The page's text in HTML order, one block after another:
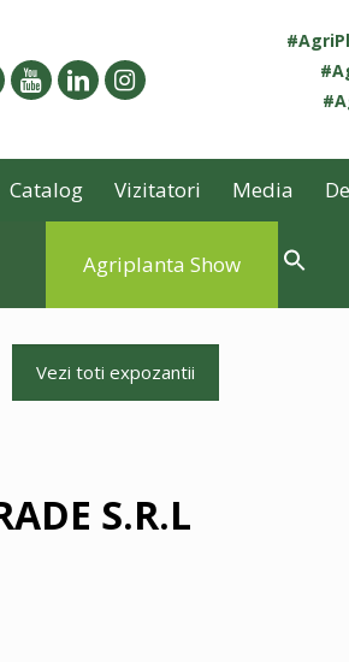
Catalog Vizitatori Media
Agriplanta Show
Vezi toti expozantii
S.R.L